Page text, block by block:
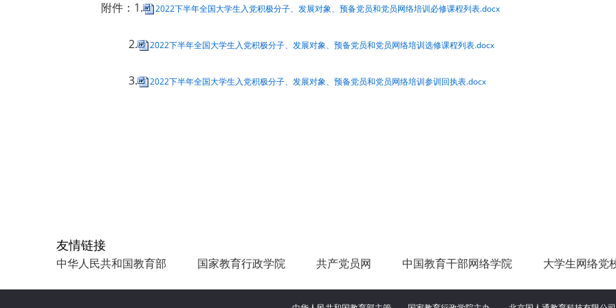
附件：1. 2022下半年全国大学生入党积极分子、发展对象、预备党员和党员网络培训必修课程列表.docx
2. 2022下半年全国大学生入党积极分子、发展对象、预备党员和党员网络培训选修课程列表.docx
3. 2022下半年全国大学生入党积极分子、发展对象、预备党员和党员网络培训参训回执表.docx
友情链接
中华人民共和国教育部 国家教育行政学院 共产党员网 中国教育干部网络学院 大学生网络党